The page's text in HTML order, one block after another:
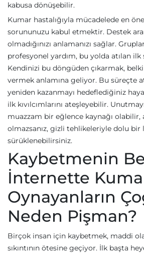
kabusa dönüşebilir.
Kumar hastalığıyla mücadelede en
sorununuzu kabul etmektir. Destek
olmadığınızı anlamanızı sağlar.
profesyonel yardım, bu yolda atılan ilk
Kendinizi bu döngüden çıkarmak, belki
vermek anlamına geliyor. Bu süreçte
yeniden kazanmayı hedeflediğiniz
ilk kıvılcımlarını ateşleyebilir.
muazzam bir eğlence kaynağı olabilir,
olmazsanız, gizli tehlikeleriyle dolu bir
sürüklenebilirsiniz.
Kaybetmenin
İnternette
Oynayanların
Neden Pişman?
Birçok insan için kaybetmek, maddi
sıkıntının ötesine geçiyor. İlk başta